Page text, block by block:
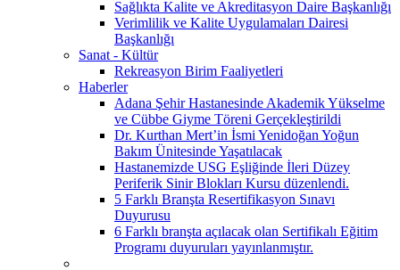
Sağlıkta Kalite ve Akreditasyon Daire Başkanlığı
Verimlilik ve Kalite Uygulamaları Dairesi
Başkanlığı
Sanat - Kültür
Rekreasyon Birim Faaliyetleri
Haberler
Adana Şehir Hastanesinde Akademik Yükselme
ve Cübbe Giyme Töreni Gerçekleştirildi
Dr. Kurthan Mert’in İsmi Yenidoğan Yoğun
Bakım Ünitesinde Yaşatılacak
Hastanemizde USG Eşliğinde İleri Düzey
Periferik Sinir Blokları Kursu düzenlendi.
5 Farklı Branşta Resertifikasyon Sınavı
Duyurusu
6 Farklı branşta açılacak olan Sertifikalı Eğitim
Programı duyuruları yayınlanmıştır.